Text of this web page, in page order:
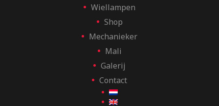
Wiellampen
Shop
Mechanieker
Mali
Galerij
Contact